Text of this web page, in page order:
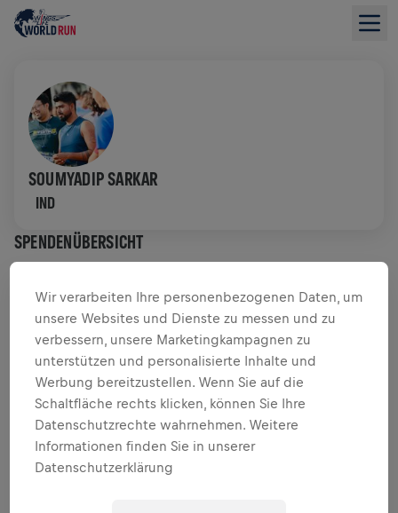
SOUMYADIP SARKAR
IND
SPENDENÜBERSICHT
$ 0,00 GESAMMELT VON $ 0,00 ZIEL
SPENDENAKTION SPENDEN
Deine Spende macht den Unterschied! 100 % davon
fließen in die Rückenmarksforschung.
VERGANGENE TEILNAHMEN
Wir verarbeiten Ihre personenbezogenen Daten, um
unsere Websites und Dienste zu messen und zu
verbessern, unsere Marketingkampagnen zu
unterstützen und personalisierte Inhalte und
Werbung bereitzustellen. Wenn Sie auf die
Schaltfläche rechts klicken, können Sie Ihre
Datenschutzrechte wahrnehmen. Weitere
Informationen finden Sie in unserer
Datenschutzerklärung